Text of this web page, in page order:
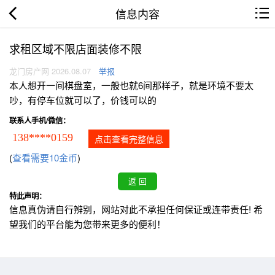
信息内容
求租区域不限店面装修不限
龙门房产网 2026.08.07 举报
本人想开一间棋盘室，一般也就6间那样子，就是环境不要太
吵，有停车位就可以了，价钱可以的
联系人手机/微信：
138****0159 点击查看完整信息
(查看需要10金币)
特此声明：
信息真伪请自行辨别，网站对此不承担任何保证或连带责任! 希
望我们的平台能为您带来更多的便利！